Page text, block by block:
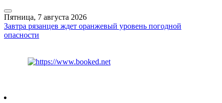
Пятница, 7 августа 2026
Завтра рязанцев ждет оранжевый уровень погодной
опасности